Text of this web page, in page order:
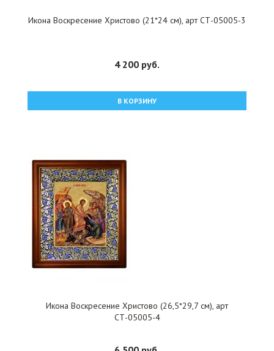
Икона Воскресение Христово (21*24 см), арт СТ-05005-3
4 200 руб.
В КОРЗИНУ
Икона Воскресение Христово (26,5*29,7 см), арт
СТ-05005-4